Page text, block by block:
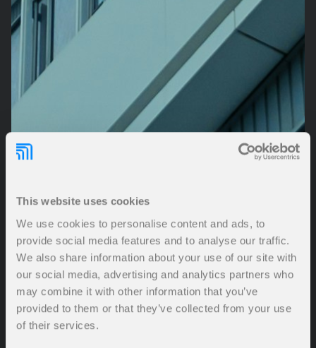
This website uses cookies
We use cookies to personalise content and ads, to
provide social media features and to analyse our traffic.
We also share information about your use of our site with
our social media, advertising and analytics partners who
may combine it with other information that you’ve
provided to them or that they’ve collected from your use
of their services.